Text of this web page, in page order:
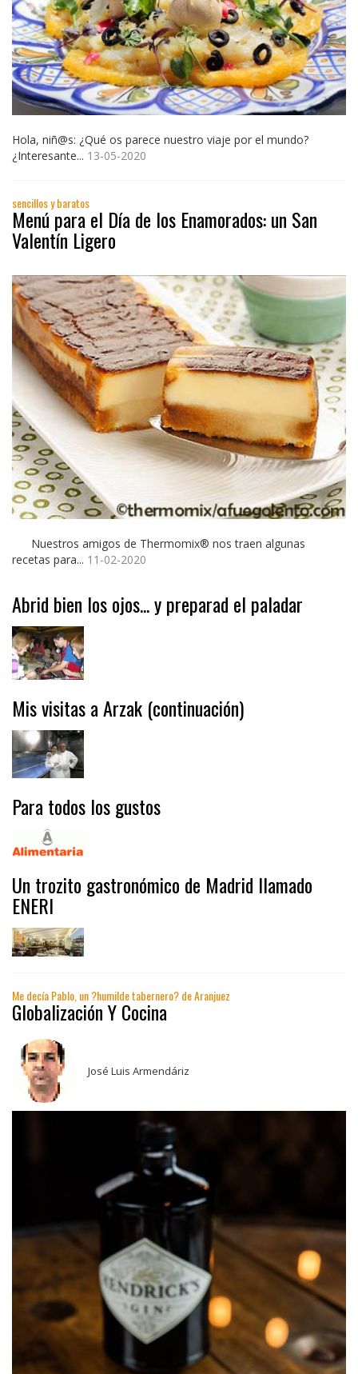
Hola, niñ@s: ¿Qué os parece nuestro viaje por el mundo?
¿Interesante... 13-05-2020
sencillos y baratos
Menú para el Día de los Enamorados: un San
Valentín Ligero
Nuestros amigos de Thermomix® nos traen algunas
recetas para... 11-02-2020
Abrid bien los ojos... y preparad el paladar
Mis visitas a Arzak (continuación)
Para todos los gustos
Un trozito gastronómico de Madrid llamado
ENERI
Me decía Pablo, un ?humilde tabernero? de Aranjuez
Globalización Y Cocina
José Luis Armendáriz